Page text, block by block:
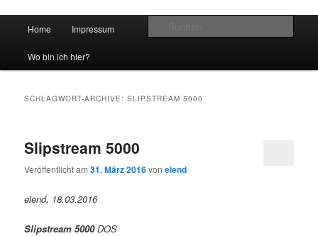
vidgames.de
Zum Inhalt wechseln
Zum sekundären Inhalt wechseln
Home Impressum
Wo bin ich hier?
SCHLAGWORT-ARCHIVE:SLIPSTREAM 5000
Slipstream 5000
Veröffentlicht am31. März 2016vonelend
elend, 18.03.2016
Slipstream 5000DOS